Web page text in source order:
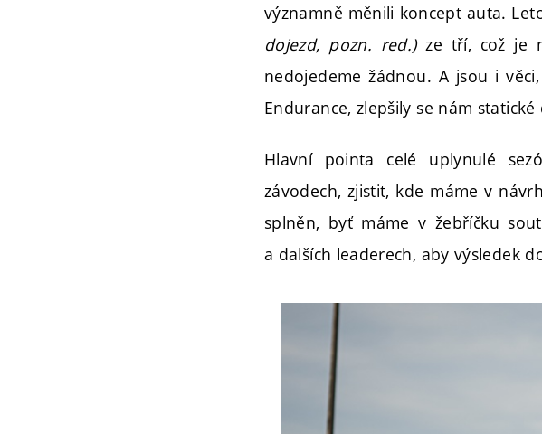
významně měnili koncept auta.
dojezd, pozn. red.)ze tří, což je
nedojedeme žádnou. A jsou i
Endurance, zlepšily se nám
Hlavní pointa celé uplynulé
závodech, zjistit, kde máme v
splněn, byť máme v žebříčku
a dalších leaderech, aby výsledek